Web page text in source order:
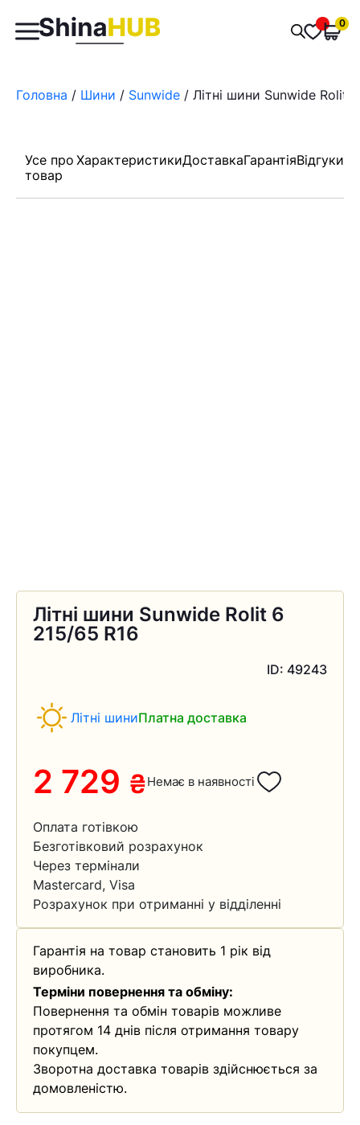
Пошук
товарів
0
Головна / Шини / Sunwide / Літні шини Sunwide Rolit
Усе про
товар
ХарактеристикиДоставкаГарантіяВідгуки
Літні шини Sunwide Rolit 6
215/65 R16
ID: 49243
Літні шиниПлатна доставка
2 729 ₴Немає в наявності
Оплата готівкою
Безготівковий розрахунок
Через термінали
Mastercard, Visa
Розрахунок при отриманні у відділенні
Гарантія на товар становить 1 рік від
виробника.
Терміни повернення та обміну:
Повернення та обмін товарів можливе
протягом 14 днів після отримання товару
покупцем.
Зворотна доставка товарів здійснюється за
домовленістю.